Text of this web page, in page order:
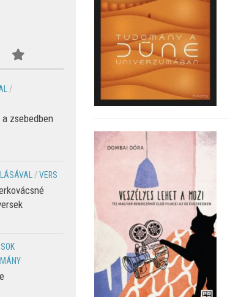
/
zsebedben
/VERS